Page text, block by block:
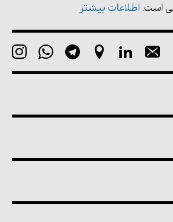
است. اطلاعات بیشتر